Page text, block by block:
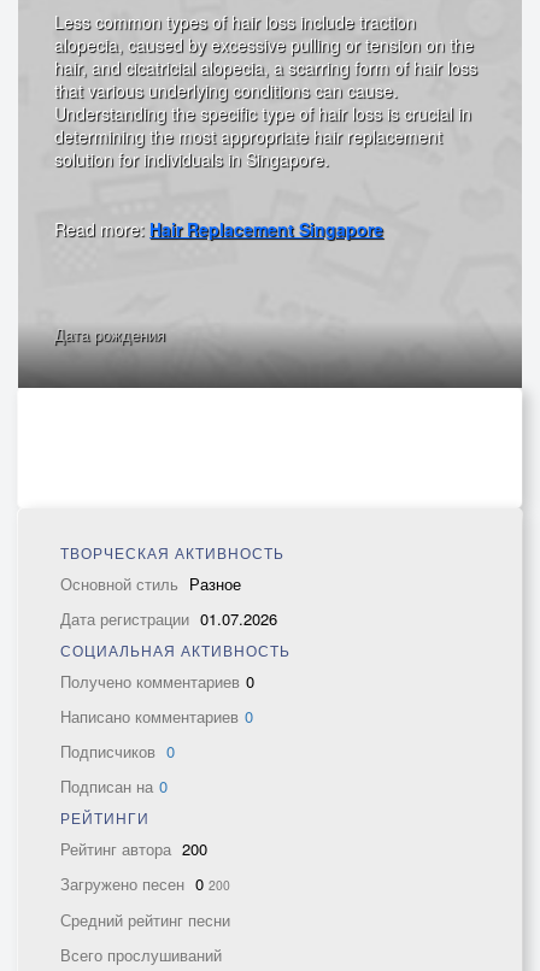
Less common types of hair loss include traction
alopecia, caused by excessive pulling or tension on the
hair, and cicatricial alopecia, a scarring form of hair loss
that various underlying conditions can cause.
Understanding the specific type of hair loss is crucial in
determining the most appropriate hair replacement
solution for individuals in Singapore.
Read more: Hair Replacement Singapore
Дата рождения
ТВОРЧЕСКАЯ АКТИВНОСТЬ
Основной стиль Разное
Дата регистрации 01.07.2026
СОЦИАЛЬНАЯ АКТИВНОСТЬ
Получено комментариев 0
Написано комментариев 0
Подписчиков 0
Подписан на 0
РЕЙТИНГИ
Рейтинг автора 200
Загружено песен 0 200
Средний рейтинг песни
Всего прослушиваний